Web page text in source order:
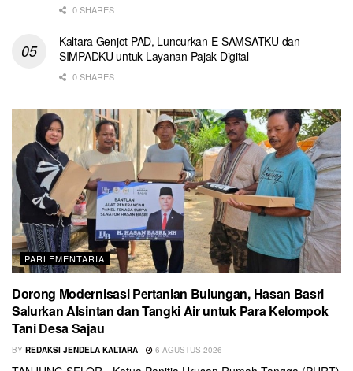
0 SHARES
Kaltara Genjot PAD, Luncurkan E-SAMSATKU dan
SIMPADKU untuk Layanan Pajak Digital
0 SHARES
PARLEMENTARIA
Dorong Modernisasi Pertanian Bulungan, Hasan Basri
Salurkan Alsintan dan Tangki Air untuk Para Kelompok
Tani Desa Sajau
BY REDAKSI JENDELA KALTARA 6 AGUSTUS 2026